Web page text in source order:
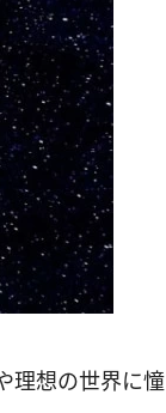
理想の世界に憧